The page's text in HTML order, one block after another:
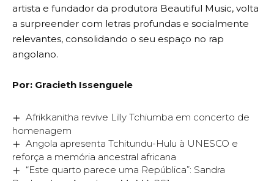
artista e fundador da produtora Beautiful Music, volta
a surpreender com letras profundas e socialmente
relevantes, consolidando o seu espaço no rap
angolano.
Por: Gracieth Issenguele
Afrikkanitha revive Lilly Tchiumba em concerto de
homenagem
Angola apresenta Tchitundu-Hulu à UNESCO e
reforça a memória ancestral africana
“Este quarto parece uma República”: Sandra